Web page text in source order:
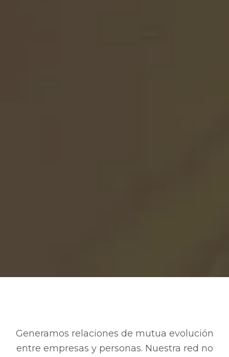
Generamos relaciones de mutua evolución
entre empresas y personas. Nuestra red no